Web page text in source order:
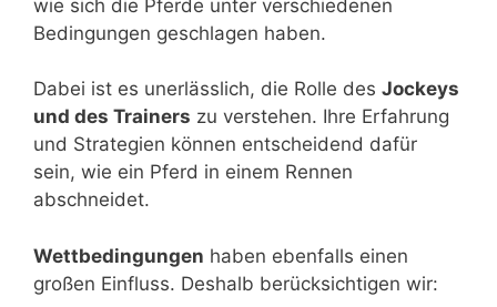
wie sich die Pferde unter verschiedenen
Bedingungen geschlagen haben.
Dabei ist es unerlässlich, die Rolle des Jockeys
und des Trainers zu verstehen. Ihre Erfahrung
und Strategien können entscheidend dafür
sein, wie ein Pferd in einem Rennen
abschneidet.
Wettbedingungen haben ebenfalls einen
großen Einfluss. Deshalb berücksichtigen wir: